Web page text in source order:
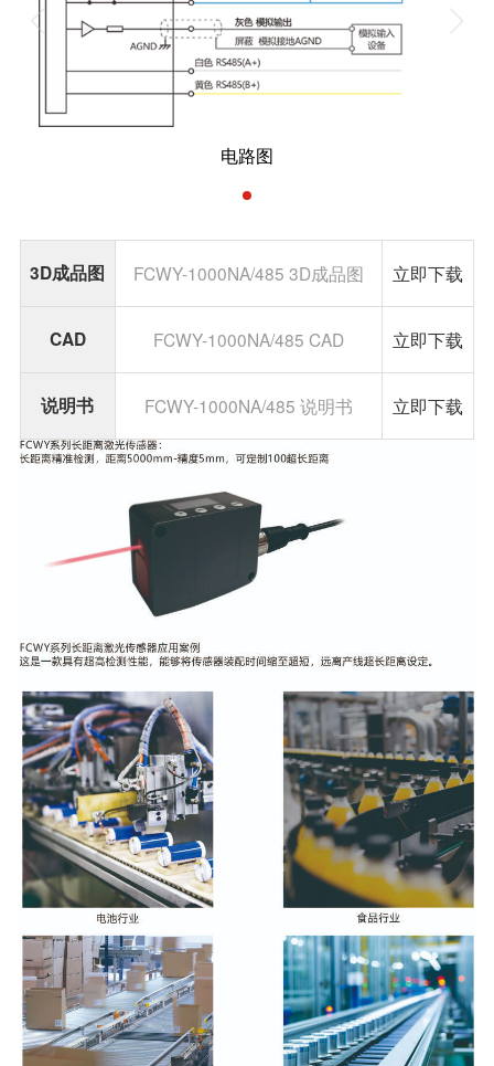
电路图
3D成品图 FCWY-1000NA/485 3D成品图 立即下载
CAD FCWY-1000NA/485 CAD 立即下载
说明书 FCWY-1000NA/485 说明书 立即下载